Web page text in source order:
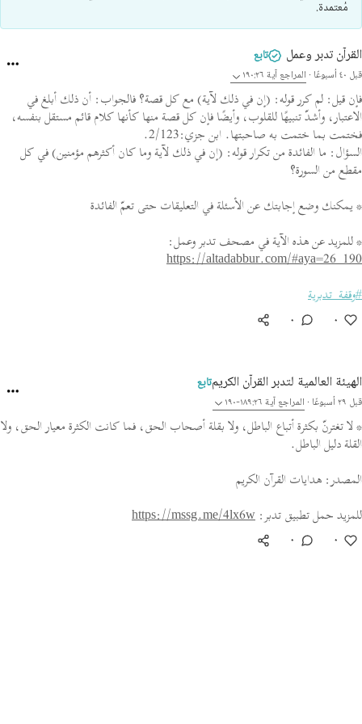
مُعتمدة.
القرآن تدبر وعمل تابع
قبل ٤٠ أسبوعًا · المراجعآية ١٩٠:٢٦
فإن قيل: لم كرر قوله: (إن في ذلك لآية) مع كل قصة؟ فالجواب: أن ذلك أبلغ في
الاعتبار، وأشدّ تنبيهًا للقلوب، وأيضًا فإن كل قصة منها كأنها كلام قائم مستقل بنفسه،
فختمت بما ختمت به صاحبتها. ابن جزي:2/123.
السؤال: ما الفائدة من تكرار قوله: (إن في ذلك لآية وما كان أكثرهم مؤمنين) في كل
مقطع من السورة؟
* يمكنك وضع إجابتك عن الأسئلة في التعليقات حتى تعمّ الفائدة
* للمزيد عن هذه الآية في مصحف تدبر وعمل:
https://altadabbur.com/#aya=26_190
#وقفة_تدبرية
٠
٠
الهيئة العالمية لتدبر القرآن الكريمتابع
قبل ٢٩ أسبوعًا · المراجعآية ١٨٩:٢٦-١٩٠
* لا تغترنّ بكثرة أتباع الباطل، ولا بقلة أصحاب الحق، فما كانت الكثرة معيار الحق، ولا
القلة دليل الباطل.
المصدر: هدايات القرآن الكريم
للمزيد حمل تطبيق تدبر: https://mssg.me/4lx6w
٠
٠